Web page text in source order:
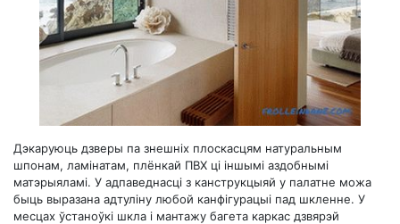
Дэкаруюць дзверы па знешніх плоскасцям натуральным
шпонам, ламінатам, плёнкай ПВХ ці іншымі аздобнымі
матэрыяламі. У адпаведнасці з канструкцыяй у палатне можа
быць выразана адтуліну любой канфігурацыі пад шкленне. У
месцах ўстаноўкі шкла і мантажу багета каркас дзвярэй